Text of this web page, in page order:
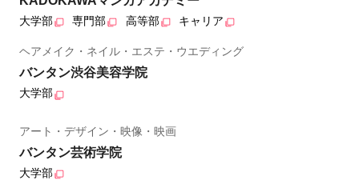
大学部 専門部 高等部 キャリア
ヘアメイク・ネイル・エステ・ウエディング
バンタン渋谷美容学院
大学部
アート・デザイン・映像・映画
バンタン芸術学院
大学部